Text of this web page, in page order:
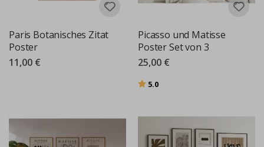
Paris Botanisches Zitat
Poster
11,00 €
Picasso und Matisse
Poster Set von 3
25,00 €
Bewertung:
5.0